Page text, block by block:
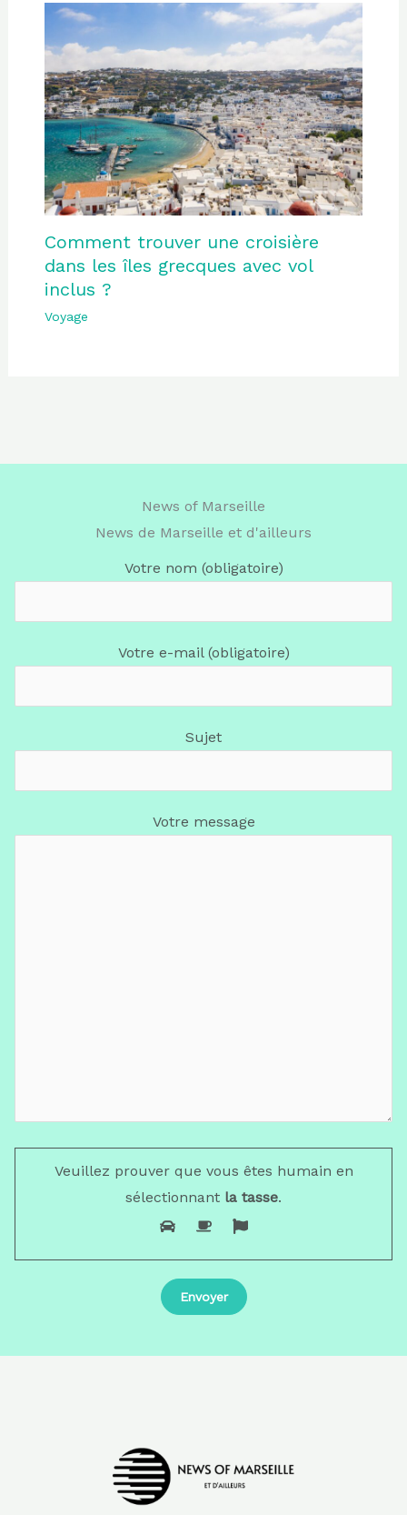
Comment trouver une croisière
dans les îles grecques avec vol
inclus ?
Voyage
News of Marseille
News de Marseille et d'ailleurs
Votre nom (obligatoire)
Votre e-mail (obligatoire)
Sujet
Votre message
Veuillez prouver que vous êtes humain en
sélectionnant la tasse.